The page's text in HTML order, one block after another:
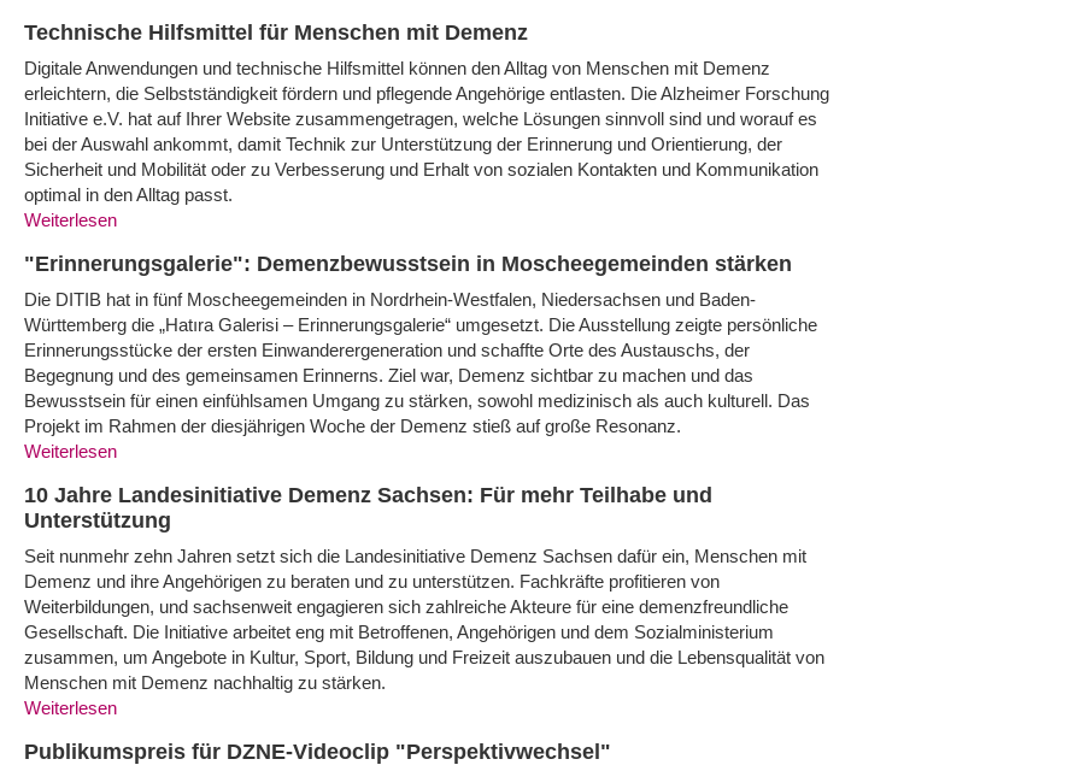
Technische Hilfsmittel für Menschen mit Demenz
Digitale Anwendungen und technische Hilfsmittel können den Alltag von Menschen mit Demenz
erleichtern, die Selbstständigkeit fördern und pflegende Angehörige entlasten. Die Alzheimer Forschung
Initiative e.V. hat auf Ihrer Website zusammengetragen, welche Lösungen sinnvoll sind und worauf es
bei der Auswahl ankommt, damit Technik zur Unterstützung der Erinnerung und Orientierung, der
Sicherheit und Mobilität oder zu Verbesserung und Erhalt von sozialen Kontakten und Kommunikation
optimal in den Alltag passt.
Weiterlesen
"Erinnerungsgalerie": Demenzbewusstsein in Moscheegemeinden stärken
Die DITIB hat in fünf Moscheegemeinden in Nordrhein-Westfalen, Niedersachsen und Baden-
Württemberg die „Hatıra Galerisi – Erinnerungsgalerie“ umgesetzt. Die Ausstellung zeigte persönliche
Erinnerungsstücke der ersten Einwanderergeneration und schaffte Orte des Austauschs, der
Begegnung und des gemeinsamen Erinnerns. Ziel war, Demenz sichtbar zu machen und das
Bewusstsein für einen einfühlsamen Umgang zu stärken, sowohl medizinisch als auch kulturell. Das
Projekt im Rahmen der diesjährigen Woche der Demenz stieß auf große Resonanz.
Weiterlesen
10 Jahre Landesinitiative Demenz Sachsen: Für mehr Teilhabe und
Unterstützung
Seit nunmehr zehn Jahren setzt sich die Landesinitiative Demenz Sachsen dafür ein, Menschen mit
Demenz und ihre Angehörigen zu beraten und zu unterstützen. Fachkräfte profitieren von
Weiterbildungen, und sachsenweit engagieren sich zahlreiche Akteure für eine demenzfreundliche
Gesellschaft. Die Initiative arbeitet eng mit Betroffenen, Angehörigen und dem Sozialministerium
zusammen, um Angebote in Kultur, Sport, Bildung und Freizeit auszubauen und die Lebensqualität von
Menschen mit Demenz nachhaltig zu stärken.
Weiterlesen
Publikumspreis für DZNE-Videoclip "Perspektivwechsel"